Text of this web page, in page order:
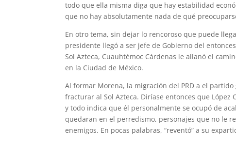
todo que ella misma diga que hay estabilidad
que no hay absolutamente nada de qué
En otro tema, sin dejar lo rencoroso que puede
presidente llegó a ser jefe de Gobierno del
Sol Azteca, Cuauhtémoc Cárdenas le allanó el
en la Ciudad de México.
Al formar Morena, la migración del PRD a el
fracturar al Sol Azteca. Diríase entonces que
y todo indica que él personalmente se ocupó de
quedaran en el perredismo, personajes que no le
enemigos. En pocas palabras, “reventó” a su